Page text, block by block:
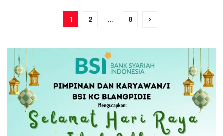
1 2 … 8